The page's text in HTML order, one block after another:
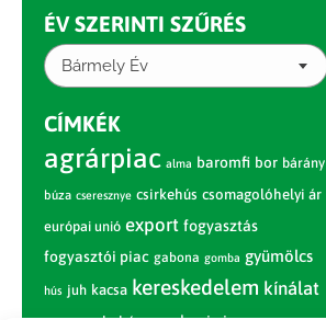
ÉV SZERINTI SZŰRÉS
Bármely Év
CÍMKÉK
agrárpiac alma baromfi bor bárány
búza cseresznye csirkehús csomagolóhelyi ár
európai unió export fogyasztás
fogyasztói piac gabona gomba gyümölcs
hús juh kacsa kereskedelem kínálat